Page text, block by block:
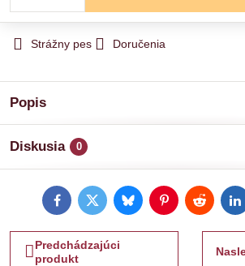
Strážny pes Doručenia
Popis
Diskusia 0
FacebookTwitterBlueskyPinterestReddit
Predchádzajúci
produkt